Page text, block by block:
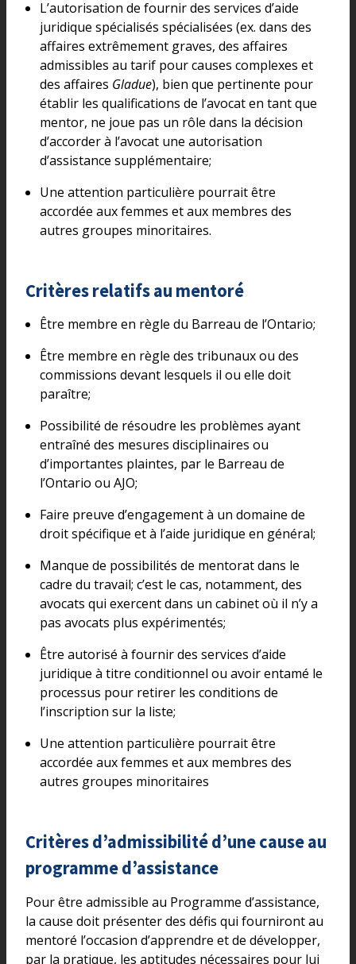
L’autorisation de fournir des services d’aide
juridique spécialisés spécialisées (ex. dans des
affaires extrêmement graves, des affaires
admissibles au tarif pour causes complexes et
des affaires Gladue), bien que pertinente pour
établir les qualifications de l’avocat en tant que
mentor, ne joue pas un rôle dans la décision
d’accorder à l’avocat une autorisation
d’assistance supplémentaire;
Une attention particulière pourrait être
accordée aux femmes et aux membres des
autres groupes minoritaires.
Critères relatifs au mentoré
Être membre en règle du Barreau de l’Ontario;
Être membre en règle des tribunaux ou des
commissions devant lesquels il ou elle doit
paraître;
Possibilité de résoudre les problèmes ayant
entraîné des mesures disciplinaires ou
d’importantes plaintes, par le Barreau de
l’Ontario ou AJO;
Faire preuve d’engagement à un domaine de
droit spécifique et à l’aide juridique en général;
Manque de possibilités de mentorat dans le
cadre du travail; c’est le cas, notamment, des
avocats qui exercent dans un cabinet où il n’y a
pas avocats plus expérimentés;
Être autorisé à fournir des services d’aide
juridique à titre conditionnel ou avoir entamé le
processus pour retirer les conditions de
l’inscription sur la liste;
Une attention particulière pourrait être
accordée aux femmes et aux membres des
autres groupes minoritaires
Critères d’admissibilité d’une cause au
programme d’assistance
Pour être admissible au Programme d’assistance,
la cause doit présenter des défis qui fourniront au
mentoré l’occasion d’apprendre et de développer,
par la pratique, les aptitudes nécessaires pour lui